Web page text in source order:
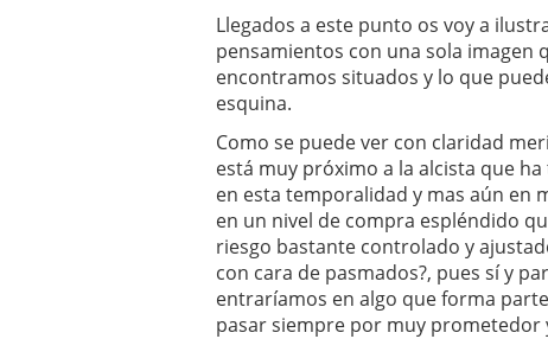
Llegados a este punto os voy a
pensamientos con una sola imagen
encontramos situados y lo que
esquina.
Como se puede ver con claridad
está muy próximo a la alcista que
en esta temporalidad y mas aún en
en un nivel de compra espléndido
riesgo bastante controlado y
con cara de pasmados?, pues sí y
entraríamos en algo que forma
pasar siempre por muy prometedor